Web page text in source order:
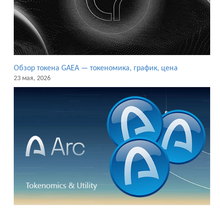
Обзор токена GAEA — токеномика, график, цена
23 мая, 2026